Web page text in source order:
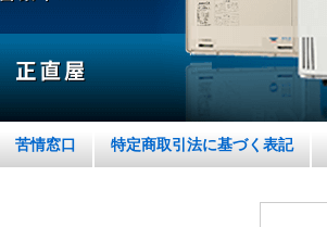
苦情窓口 特定商取引法に基づく表記